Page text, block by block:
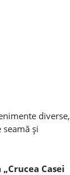
diverse,
şi
Casei